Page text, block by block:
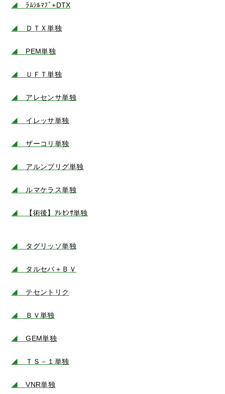
◢ﾗﾑｼﾙﾏﾌﾞ+DTX
◢ ＤＴＸ単独
◢ PEM単独
◢ ＵＦＴ単独
◢ アレセンサ単独
◢ イレッサ単独
◢ザーコリ単独
◢ アルンブリグ単独
◢ ルマケラス単独
◢ 【術後】ｱﾚｾﾝｻ単独
◢ タグリッソ単独
◢ タルセバ＋ＢＶ
◢ テセントリク
◢ ＢＶ単独
◢GEM単独
◢ ＴＳ－１単独
◢VNR単独